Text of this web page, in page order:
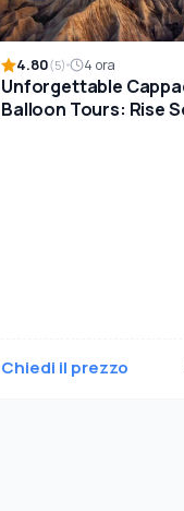
4.80(5) 4 ora
Unforgettable
Balloon Tours: Rise
Chiedi il prezzo